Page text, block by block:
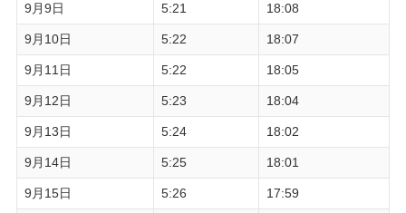
9月9日 5:21 18:08
9月10日 5:22 18:07
9月11日 5:22 18:05
9月12日 5:23 18:04
9月13日 5:24 18:02
9月14日 5:25 18:01
9月15日 5:26 17:59